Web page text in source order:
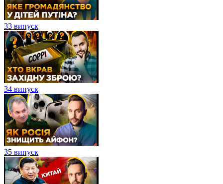
33 випуск
34 випуск
35 випуск